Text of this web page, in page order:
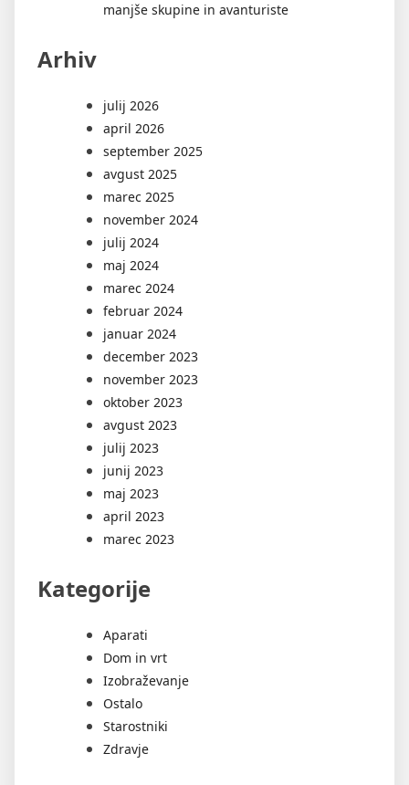
manjše skupine in avanturiste
Arhiv
julij 2026
april 2026
september 2025
avgust 2025
marec 2025
november 2024
julij 2024
maj 2024
marec 2024
februar 2024
januar 2024
december 2023
november 2023
oktober 2023
avgust 2023
julij 2023
junij 2023
maj 2023
april 2023
marec 2023
Kategorije
Aparati
Dom in vrt
Izobraževanje
Ostalo
Starostniki
Zdravje